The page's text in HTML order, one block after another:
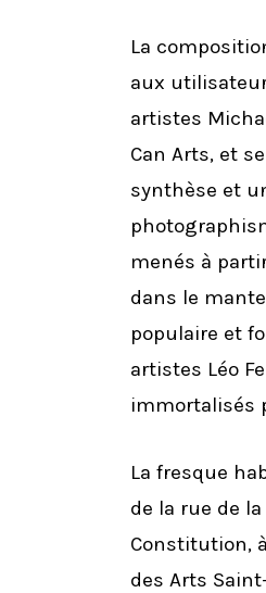
La
aux
artistes
Can Arts, et
synthèse et
menés à
dans le
populaire et
artistes Léo
immortalisés
La fresque
de la rue de
Constitution,
des Arts